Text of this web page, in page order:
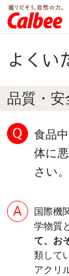
よくい
品質・安
食品
体に
さい。
国際機
学物質
て、お
類して
アクリ